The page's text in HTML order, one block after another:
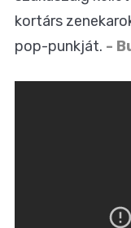
kortárs
pop-punkját. -